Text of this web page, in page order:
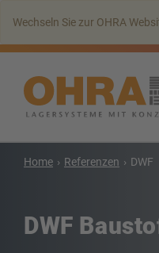
Hauptinhalt
springen
Wechseln Sie zur OHRA
Home Referenzen DWF
DWF
Einseitiges Kragarmregal